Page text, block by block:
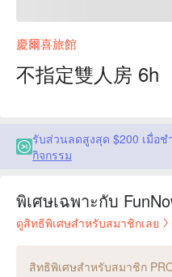
慶爾喜旅館
不指定雙人房 6h
รับส่วนลดสูงสุด $200 เมื่อช
กิจกรรม
พิเศษเฉพาะกับ
ดูสิทธิพิเศษสำหรับสมาชิกเลย
สิทธิพิเศษสำหรับสมาชิก